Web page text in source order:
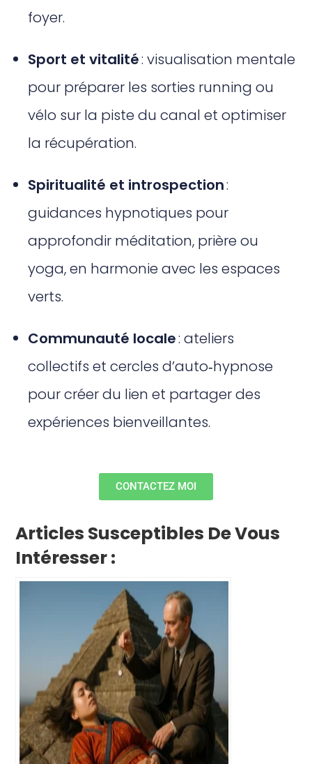
foyer.
Sport et vitalité: visualisation mentale
pour préparer les sorties running ou
vélo sur la piste du canal et optimiser
la récupération.
Spiritualité et introspection:
guidances hypnotiques pour
approfondir méditation, prière ou
yoga, en harmonie avec les espaces
verts.
Communauté locale: ateliers
collectifs et cercles d’auto‑hypnose
pour créer du lien et partager des
expériences bienveillantes.
CONTACTEZ MOI
Articles Susceptibles De Vous
Intéresser :